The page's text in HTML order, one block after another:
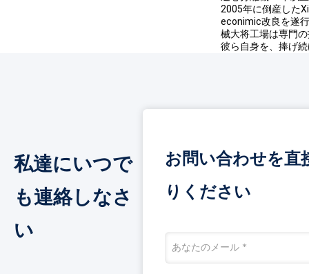
2005年に倒産した
econimic改良を遂
械大将工場は専門
彼ら自身を、捧げ
私達にいつで
も連絡しなさ
い
お問い合わせを直
りください